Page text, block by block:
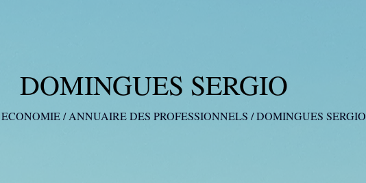
DOMINGUES SERGIO
ECONOMIE/ANNUAIRE DES PROFESSIONNELS /DOMINGUES SERGIO